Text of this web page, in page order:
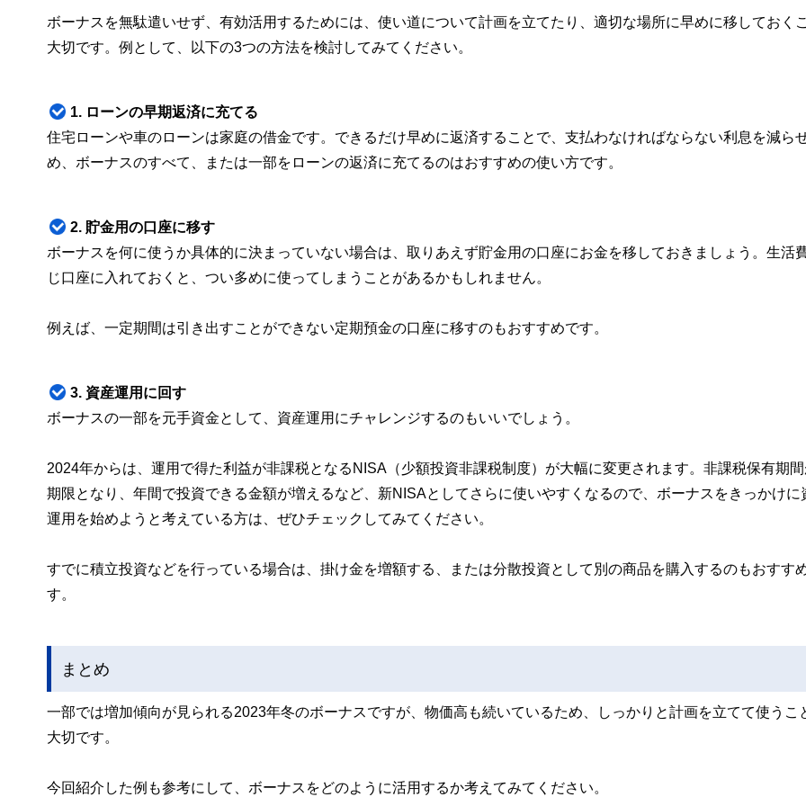
ボーナスを無駄遣いせず、有効活用するためには、使い道について計画を立てたり、適切な場所に早めに移しておく
大切です。例として、以下の3つの方法を検討してみてください。
1. ローンの早期返済に充てる
住宅ローンや車のローンは家庭の借金です。できるだけ早めに返済することで、支払わなければならない利息を減ら
め、ボーナスのすべて、または一部をローンの返済に充てるのはおすすめの使い方です。
2. 貯金用の口座に移す
ボーナスを何に使うか具体的に決まっていない場合は、取りあえず貯金用の口座にお金を移しておきましょう。生活
じ口座に入れておくと、つい多めに使ってしまうことがあるかもしれません。
例えば、一定期間は引き出すことができない定期預金の口座に移すのもおすすめです。
3. 資産運用に回す
ボーナスの一部を元手資金として、資産運用にチャレンジするのもいいでしょう。
2024年からは、運用で得た利益が非課税となるNISA（少額投資非課税制度）が大幅に変更されます。非課税保有期
期限となり、年間で投資できる金額が増えるなど、新NISAとしてさらに使いやすくなるので、ボーナスをきっかけに
運用を始めようと考えている方は、ぜひチェックしてみてください。
すでに積立投資などを行っている場合は、掛け金を増額する、または分散投資として別の商品を購入するのもおすす
す。
まとめ
一部では増加傾向が見られる2023年冬のボーナスですが、物価高も続いているため、しっかりと計画を立てて使うこ
大切です。
今回紹介した例も参考にして、ボーナスをどのように活用するか考えてみてください。